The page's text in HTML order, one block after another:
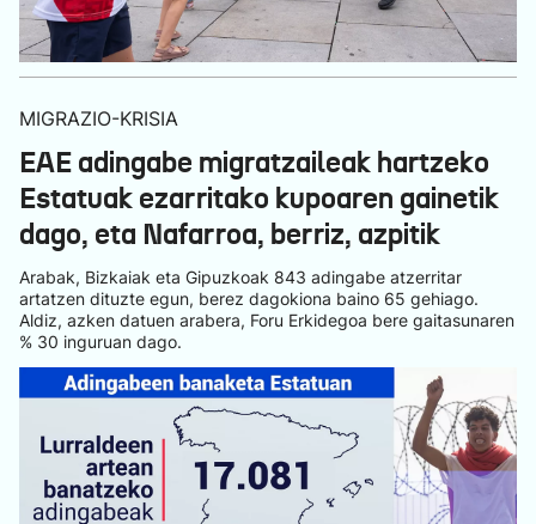
MIGRAZIO-KRISIA
EAE adingabe migratzaileak hartzeko
Estatuak ezarritako kupoaren gainetik
dago, eta Nafarroa, berriz, azpitik
Arabak, Bizkaiak eta Gipuzkoak 843 adingabe atzerritar
artatzen dituzte egun, berez dagokiona baino 65 gehiago.
Aldiz, azken datuen arabera, Foru Erkidegoa bere gaitasunaren
% 30 inguruan dago.